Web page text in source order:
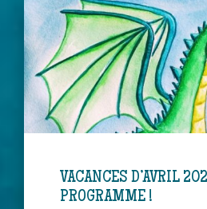
VACANCES D’AVRIL
PROGRAMME !